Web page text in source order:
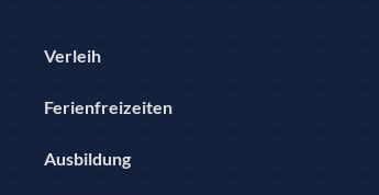
Verleih
Ferienfreizeiten
Ausbildung